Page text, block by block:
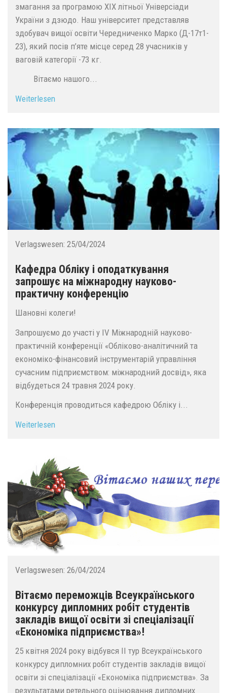
змагання за програмою XIX літньої Універсіади
України з дзюдо. Наш університет представляв
здобувач вищої освіти Чередниченко Марко (Д-17т1-
23), який посів п’яте місце серед 28 учасників у
ваговій категорії -73 кг.
Вітаємо нашого...
Weiterlesen
Verlagswesen: 25/04/2024
Кафедра Обліку і оподаткування
запрошує на міжнародну науково-
практичну конференцію
Шановні колеги!
Запрошуємо до участі у ІV Міжнародній науково-
практичній конференції «Обліково-аналітичний та
економіко-фінансовий інструментарій управління
сучасним підприємством: міжнародний досвід», яка
відбудеться 24 травня 2024 року.
Конференція проводиться кафедрою Обліку і...
Weiterlesen
Verlagswesen: 26/04/2024
Вітаємо переможців Всеукраїнського
конкурсу дипломних робіт студентів
закладів вищої освіти зі спеціалізації
«Економіка підприємства»!
25 квітня 2024 року відбувся ІІ тур Всеукраїнського
конкурсу дипломних робіт студентів закладів вищої
освіти зі спеціалізації «Економіка підприємства». За
результатами ретельного оцінювання дипломних